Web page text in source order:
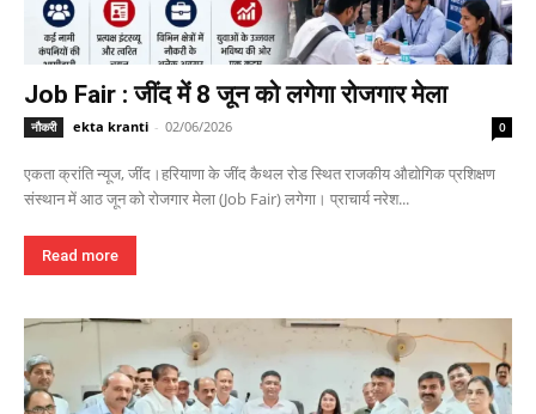
Job Fair : जींद में 8 जून को लगेगा रोजगार मेला
नौकरी ekta kranti - 02/06/2026 0
एकता क्रांति न्यूज, जींद।हरियाणा के जींद कैथल रोड स्थित राजकीय औद्योगिक प्रशिक्षण
संस्थान में आठ जून को रोजगार मेला (Job Fair) लगेगा। प्राचार्य नरेश...
Read more